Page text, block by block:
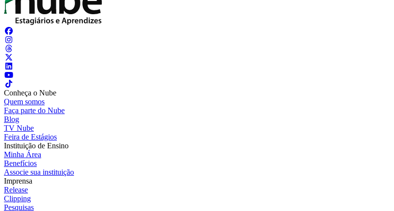
Conheça o Nube
Quem somos
Faça parte do Nube
Blog
TV Nube
Feira de Estágios
Instituição de Ensino
Minha Área
Benefícios
Associe sua instituição
Imprensa
Release
Clipping
Pesquisas